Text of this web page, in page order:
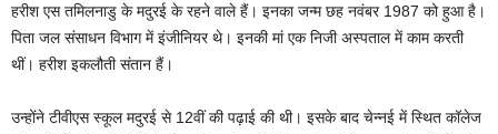
हरीश एस तमिलनाडु के मदुरई के रहने वाले हैं। इनका जन्म छह नवंबर 1987 को हुआ है।
पिता जल संसाधन विभाग में इंजीनियर थे। इनकी मां एक निजी अस्पताल में काम करती
थीं। हरीश इकलौती संतान हैं।
उन्होंने टीवीएस स्कूल मदुरई से 12वीं की पढ़ाई की थी। इसके बाद चेन्नई में स्थित कॉलेज